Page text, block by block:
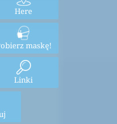
Here
maskę!
Linki